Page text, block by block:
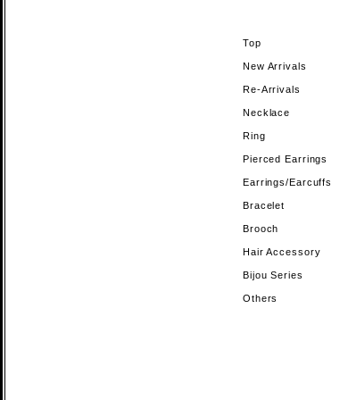
Top
New Arrivals
Re-Arrivals
Necklace
Ring
Pierced Earrings
Earrings/Earcuffs
Bracelet
Brooch
Hair Accessory
Bijou Series
Others